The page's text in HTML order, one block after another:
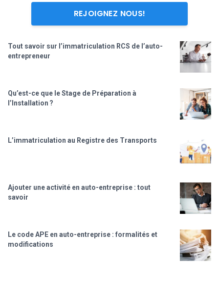
REJOIGNEZ NOUS!
Tout savoir sur l’immatriculation RCS de l’auto-
entrepreneur
Qu’est-ce que le Stage de Préparation à
l’Installation ?
L’immatriculation au Registre des Transports
Ajouter une activité en auto-entreprise : tout
savoir
Le code APE en auto-entreprise : formalités et
modifications